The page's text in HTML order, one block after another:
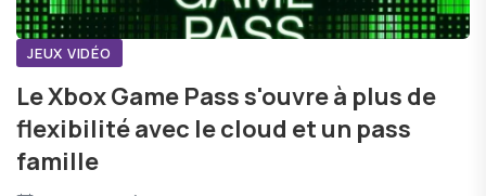
JEUX VIDÉO
Le Xbox Game Pass s'ouvre à plus de
flexibilité avec le cloud et un pass
famille